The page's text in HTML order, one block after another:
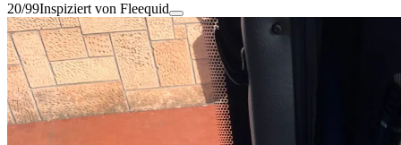
20/99Inspiziert von Fleequid